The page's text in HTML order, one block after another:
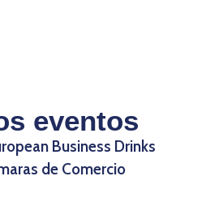
eventos
Business Drinks
de Comercio